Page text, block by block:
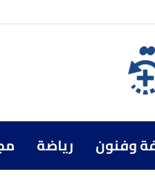
وفنون رياضة